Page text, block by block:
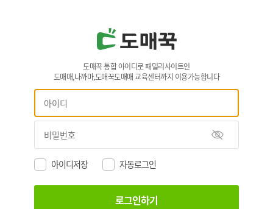
도매꾹 통합 아이디로 패밀리사이트인
도매매,나까마,도매꾹도매매 교육센터까지 이용가능합니다
아이디저장 자동로그인